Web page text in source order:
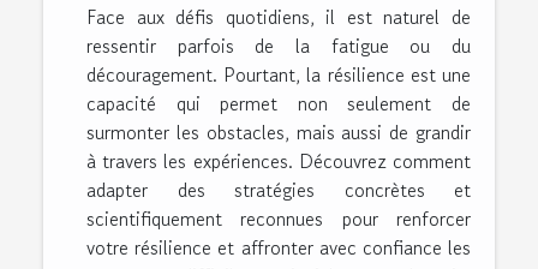
Face aux défis quotidiens, il est naturel de
ressentir parfois de la fatigue ou du
découragement. Pourtant, la résilience est une
capacité qui permet non seulement de
surmonter les obstacles, mais aussi de grandir
à travers les expériences. Découvrez comment
adapter des stratégies concrètes et
scientifiquement reconnues pour renforcer
votre résilience et affronter avec confiance les